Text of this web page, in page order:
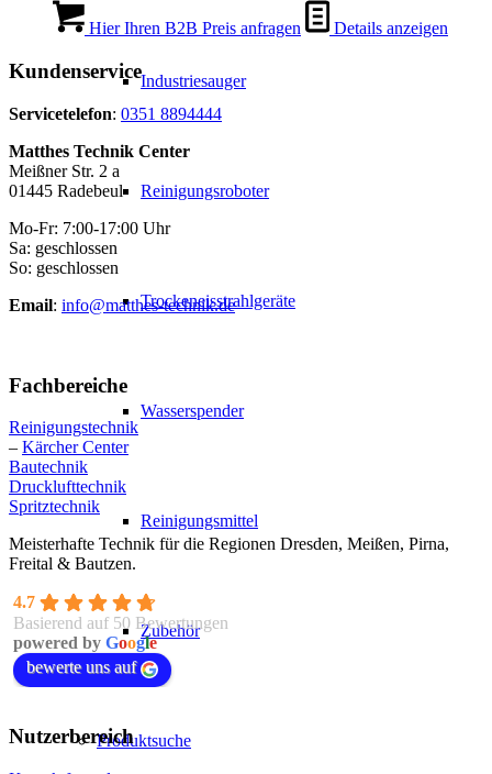
Industriesauger
Reinigungsroboter
Trockeneisstrahlgeräte
Wasserspender
Reinigungsmittel
Zubehör
Produktsuche
Hier Ihren B2B Preis anfragen Details anzeigen
Kundenservice
Servicetelefon: 0351 8894444
Matthes Technik Center
Meißner Str. 2 a
01445 Radebeul
Mo-Fr: 7:00-17:00 Uhr
Sa: geschlossen
So: geschlossen
Email: info@matthes-technik.de
Fachbereiche
Reinigungstechnik
– Kärcher Center
Bautechnik
Drucklufttechnik
Spritztechnik
Meisterhafte Technik für die Regionen Dresden, Meißen, Pirna,
Freital & Bautzen.
4.7
Basierend auf 50 Bewertungen
powered by Google
bewerte uns auf
Nutzerbereich